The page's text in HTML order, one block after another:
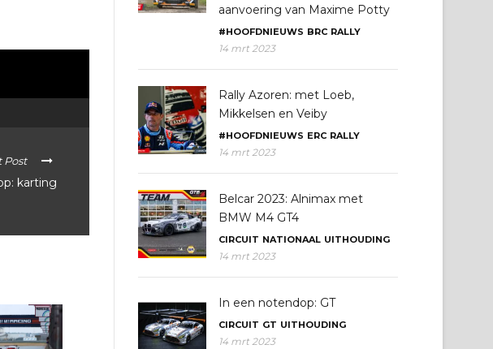
Post
karting
aanvoering van Maxime Potty
#HOOFDNIEUWS BRC RALLY
14 mrt 2023
Rally Azoren: met Loeb,
Mikkelsen en Veiby
#HOOFDNIEUWS ERC RALLY
14 mrt 2023
Belcar 2023: Alnimax met
BMW M4 GT4
CIRCUIT NATIONAAL UITHOUDING
14 mrt 2023
In een notendop: GT
CIRCUIT GT UITHOUDING
14 mrt 2023